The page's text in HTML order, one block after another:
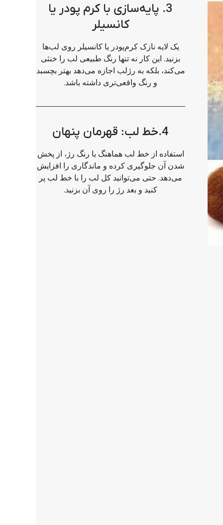
3. پایه‌سازی با کرم پودر یا
کانسیلر
یک لایه نازک کرم‌پودر یا کانسیلر روی لب‌ها
بزنید. این کار نه تنها رنگ طبیعی لب را خنثی
می‌کند، بلکه به رژلب اجازه می‌دهد بهتر بچسبد
و رنگ واقعی‌تری داشته باشد.
4.خط لب: قهرمان پنهان
استفاده از خط لب هماهنگ با رنگ رژ، از پخش
شدن آن جلوگیری کرده و ماندگاری را افزایش
می‌دهد. حتی می‌توانید کل لب را با خط لب پر
کنید و بعد رژ را روی آن بزنید.